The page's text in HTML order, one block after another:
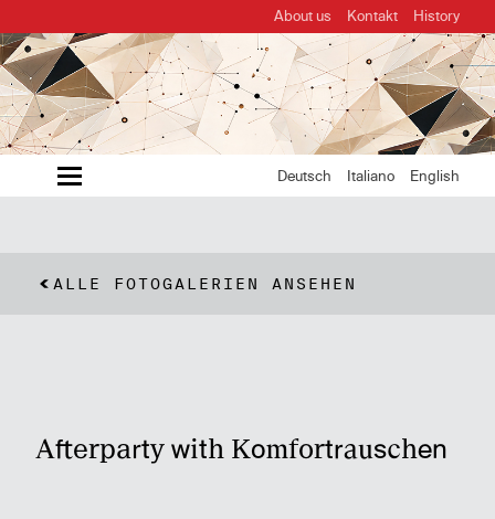
About us Kontakt History
Deutsch Italiano English
ALLE FOTOGALERIEN ANSEHEN
Afterparty with Komfortrauschen